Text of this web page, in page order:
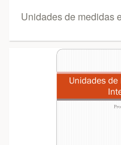
Unidades de medidas